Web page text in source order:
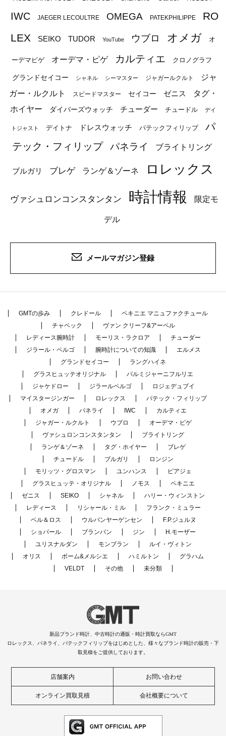
IWC JAEGER LECOULTRE OMEGA PATEKPHILIPPE
RO
LEX
SEIKO TUDOR YouTube ウブロ オメガ オ
ーデマピゲ オーデマ・ピゲ カルティエ クロノグラフ
グランドセイコー シャネル シーマスター ジャガールクルト
ジャ
ガー・ルクルト
スピードマスター セイコー ゼニス
タグ・
ホイヤー
ダイバーズウォッチ チューダー チュードル デイ
トジャスト デイトナ ドレスウォッチ パテックフィリップ
パ
テック・フィリップ
パネライ ブライトリング
ブルガリ ブレゲ ランゲ＆ゾーネ ロレックス
ヴァシュロンコンスタンタン 時計情報 限定モ
デル
メールマガジン登録
GMTの歩み クレドール
ペキニエ マニュファクチュール
チャペック
ヴァン クリーフ&アーペル
レディース腕時計
モーリス・ラクロア
チューダー
ジラール・ペルゴ
腕時計についての知識
エルメス
グランドセイコー
ラングハイネ
グラスヒュッテオリジナル
パルミジャーニフルリエ
ジャケドロー
ジラールペルゴ
ロジェデュブイ
マイスタージンガー
ロレックス
パテック・フィリップ
オメガ
パネライ IWC
カルティエ
ジャガー・ルクルト
ウブロ
オーデマ・ピゲ
ヴァシュロンコンスタンタン
ブライトリング
ランゲ＆ゾーネ
タグ・ホイヤー
ブレゲ
チュードル
ブルガリ
ロンジン
モリッツ・グロスマン
ユンハンス
ピアジェ
グラスヒュッテ・オリジナル
ノモス
ペキニエ
ゼニス
SEIKO シャネル
ハリー・ウィンストン
レディース
リシャール・ミル
フランク・ミュラー
ベル＆ロス
ウルバンヤーゲンセン
F.P.ジュルヌ
ショパール
ブランパン ジン
H.モーザー
ユリスナルダン
モンブラン
ルイ・ヴィトン
オリス
ボーム&メルシエ ハミルトン
グラハム
VELDT
その他 未分類
新品ブランド時計、中古時計の通販・時計買取ならGMT
ロレックス、パネライ、パテックフィリップをはじめとした、様々なブランド時計の販売・下
取見積をご提供しております。
店舗案内 お問い合わせ
オンライン買取見積 会社概要について